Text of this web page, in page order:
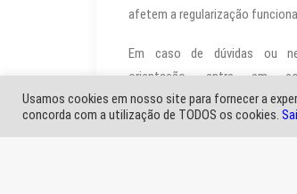
afetem a regularização
Em caso de dúvidas ou
orientação, entre em
canais oficiais.
Usamos cookies em nosso site para fornecer a
concorda com a utilização de TODOS os cookies.